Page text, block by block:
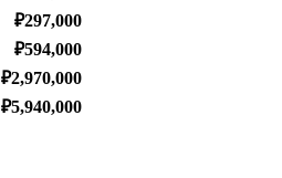
₽297,000
₽594,000
₽2,970,000
₽5,940,000